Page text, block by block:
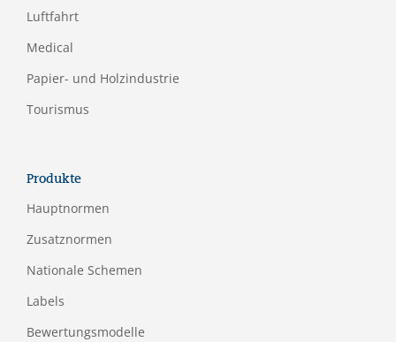
Luftfahrt
Medical
Papier- und Holzindustrie
Tourismus
Produkte
Hauptnormen
Zusatznormen
Nationale Schemen
Labels
Bewertungsmodelle